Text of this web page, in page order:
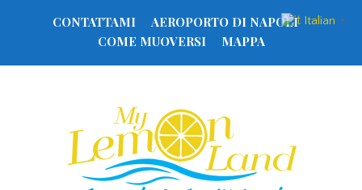
CONTATTAMI
AEROPORTO DI NAPOLI
COME MUOVERSI
MAPPA
Italian ▼